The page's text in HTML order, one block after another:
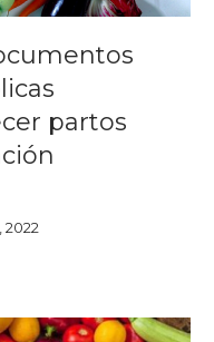
partos
2022